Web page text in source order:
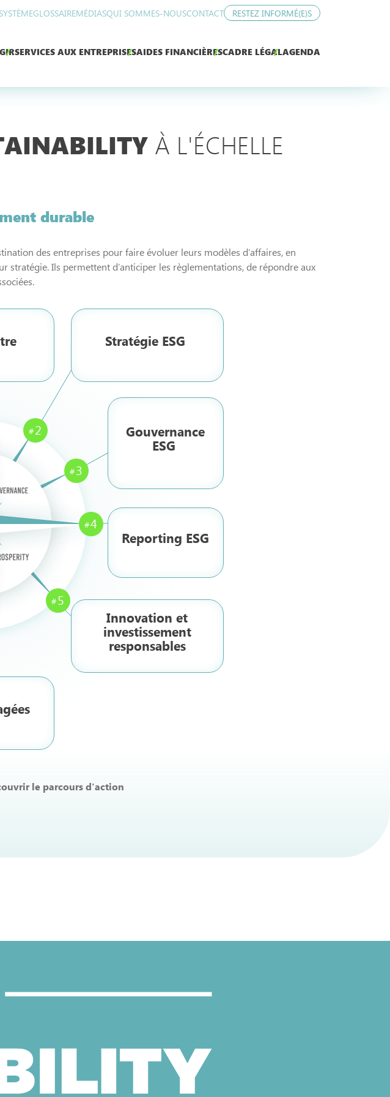
GLOSSAIREMÉDIASQUI SOMMES-NOUSCONTACT RESTEZ INFORMÉ(E)S
SERVICES AUX ENTREPRISESAIDES FINANCIÈRESCADRE LÉGALAGENDA
À L'ÉCHELLE
durable
des entreprises pour faire évoluer leurs modèles d’affaires, en
Ils permettent d’anticiper les règlementations, de répondre aux
2
Stratégie ESG
3
Gouvernance
ESG
4
Reporting ESG
5
Innovation et
investissement
responsables
le parcours d'action